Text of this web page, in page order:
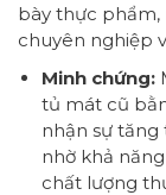
bày thực phẩm,
chuyên nghiệp
Minh chứng:
tủ mát cũ
nhận sự tăng
nhờ khả
chất lượng